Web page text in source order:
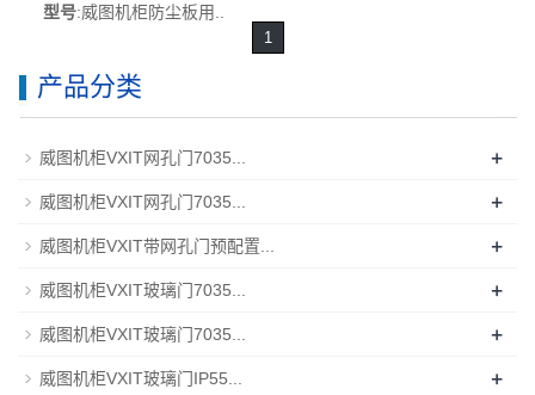
型号:威图机柜防尘板用..
1
产品分类
威图机柜VXIT网孔门7035... +
威图机柜VXIT网孔门7035... +
威图机柜VXIT带网孔门预配置... +
威图机柜VXIT玻璃门7035... +
威图机柜VXIT玻璃门7035... +
威图机柜VXIT玻璃门IP55... +